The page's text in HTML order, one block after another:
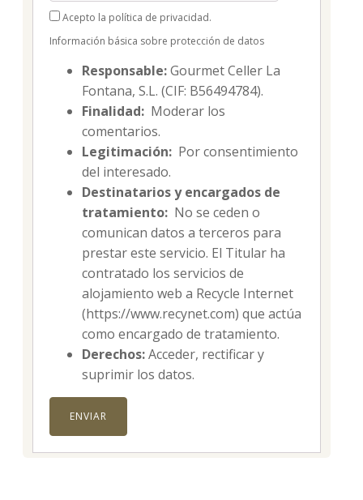
Acepto la política de privacidad.
Información básica sobre protección de datos
Responsable:Gourmet Celler La
Fontana, S.L. (CIF: B56494784).
Finalidad: Moderar los
comentarios.
Legitimación: Por consentimiento
del interesado.
Destinatarios y encargados de
tratamiento: No se ceden o
comunican datos a terceros para
prestar este servicio. El Titular ha
contratado los servicios de
alojamiento web a Recycle Internet
(https://www.recynet.com) que actúa
como encargado de tratamiento.
Derechos:Acceder, rectificar y
suprimir los datos.